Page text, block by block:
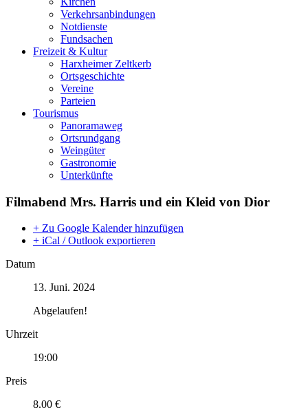
Verkehrsanbindungen
Notdienste
Fundsachen
Freizeit & Kultur
Harxheimer Zeltkerb
Ortsgeschichte
Vereine
Parteien
Tourismus
Panoramaweg
Ortsrundgang
Weingüter
Gastronomie
Unterkünfte
Filmabend Mrs. Harris und ein Kleid von Dior
+ Zu Google Kalender hinzufügen
+ iCal / Outlook exportieren
Datum
13. Juni. 2024
Abgelaufen!
Uhrzeit
19:00
Preis
8.00 €